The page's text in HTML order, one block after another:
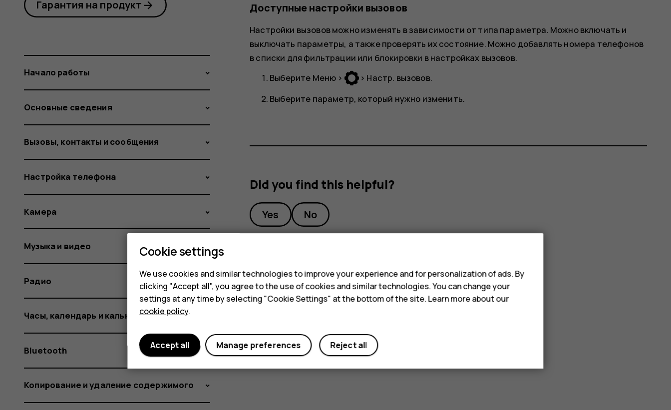
Доступные настройки вызовов
Настройки вызовов можно изменять в зависимости от типа параметра. Можно включать и
выключать параметры, а также проверять их состояние. Можно добавлять номера телефонов
в списки для фильтрации или блокировки в настройках вызовов.
Выберите Меню > > Настр. вызовов.
Выберите параметр, который нужно изменить.
Did you find this helpful?
Yes No
Гарантия на продукт
Начало работы
Основные сведения
Вызовы, контакты и сообщения
Настройка телефона
Камера
Музыка и видео
Радио
Часы, календарь и калькулятор
Bluetooth
Копирование и удаление содержимого
Cookie settings
We use cookies and similar technologies to improve your experience and for personalization of ads. By
clicking "Accept all", you agree to the use of cookies and similar technologies. You can change your
settings at any time by selecting "Cookie Settings" at the bottom of the site. Learn more about our
cookie policy.
Reject all
Manage preferences
Accept all